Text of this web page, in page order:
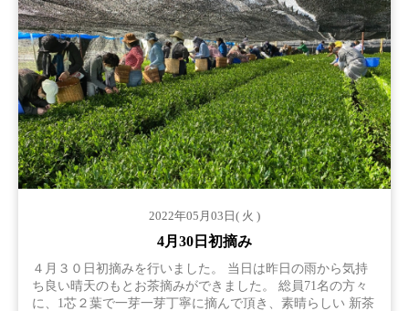
2022年05月03日( 火 )
4月30日初摘み
４月３０日初摘みを行いました。 当日は昨日の雨から気持
ち良い晴天のもとお茶摘みができました。 総員71名の方々
に、1芯２葉で一芽一芽丁寧に摘んで頂き、素晴らしい 新茶